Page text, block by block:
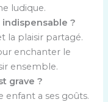
ludique.
?
la plaisir partagé.
enchanter le
ensemble.
grave ?
enfant a ses goûts.